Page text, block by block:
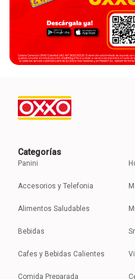
Categorías
Panini
Accesorios y Telefonia
Alimentos Saludables
Bebidas
Cafes y Bebidas Calientes
Comida Preparada